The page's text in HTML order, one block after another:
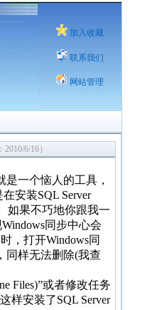
加入收藏
联系我们
网站管理
6/16）
一个恼人的工具，
安装SQL Server
如果不巧地你跟我一
同步中心会
，打开Windows同
同样无法删除(我查
Files)”或者修改任务
样安装了SQL Server